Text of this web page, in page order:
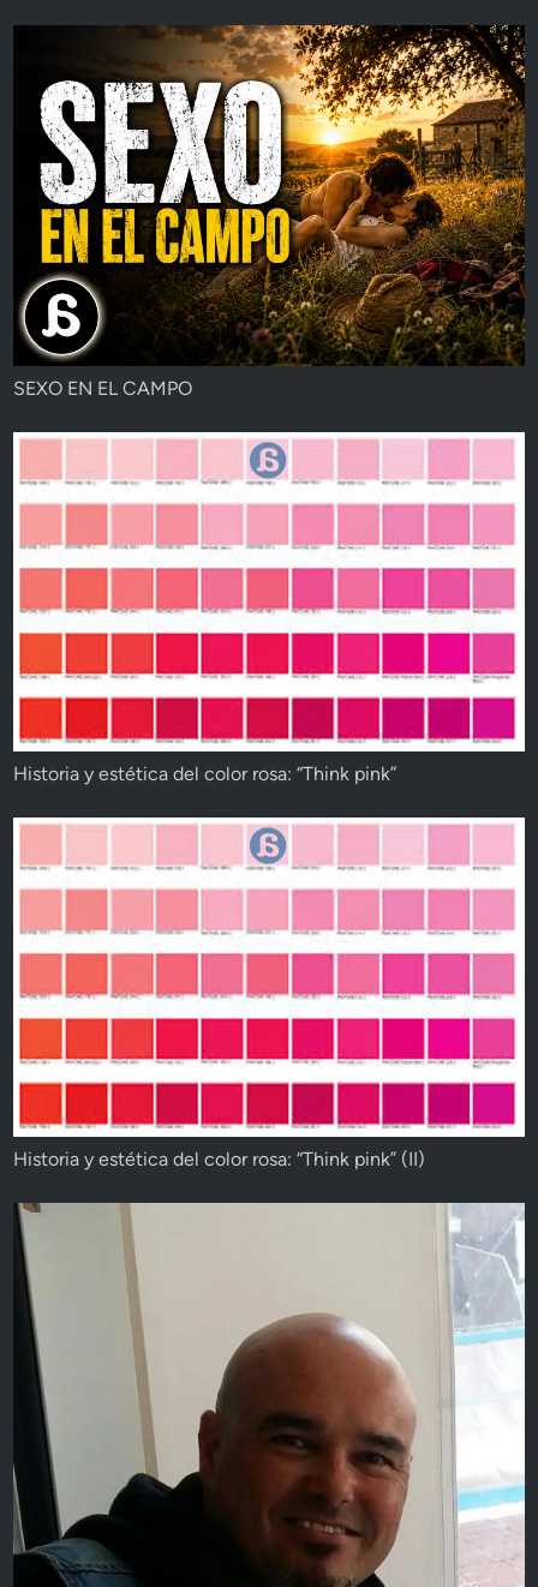
SEXO EN EL CAMPO
Historia y estética del color rosa: “Think pink”
Historia y estética del color rosa: “Think pink” (II)